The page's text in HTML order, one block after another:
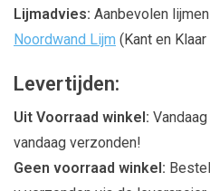
Lijmadvies: Aanbevolen
Noordwand Lijm (Kant en Klaar
Levertijden:
Uit Voorraad winkel:
vandaag verzonden!
Geen voorraad winkel: